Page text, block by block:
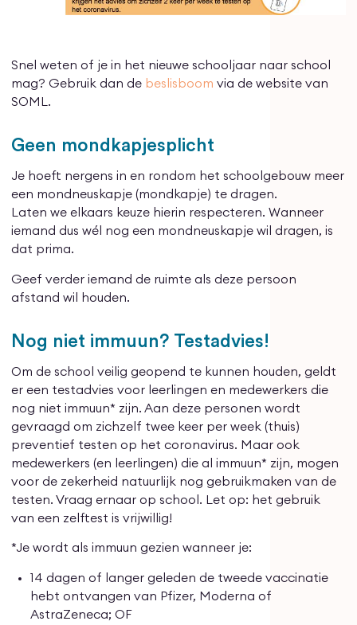
Snel weten of je in het nieuwe schooljaar naar school
mag? Gebruik dan de beslisboom via de website van
SOML.
Geen mondkapjesplicht
Je hoeft nergens in en rondom het schoolgebouw meer
een mondneuskapje (mondkapje) te dragen.
Laten we elkaars keuze hierin respecteren. Wanneer
iemand dus wél nog een mondneuskapje wil dragen, is
dat prima.
Geef verder iemand de ruimte als deze persoon
afstand wil houden.
Nog niet immuun? Testadvies!
Om de school veilig geopend te kunnen houden, geldt
er een testadvies voor leerlingen en medewerkers die
nog niet immuun* zijn. Aan deze personen wordt
gevraagd om zichzelf twee keer per week (thuis)
preventief testen op het coronavirus. Maar ook
medewerkers (en leerlingen) die al immuun* zijn, mogen
voor de zekerheid natuurlijk nog gebruikmaken van de
testen. Vraag ernaar op school. Let op: het gebruik
van een zelftest is vrijwillig!
*Je wordt als immuun gezien wanneer je:
14 dagen of langer geleden de tweede vaccinatie
hebt ontvangen van Pfizer, Moderna of
AstraZeneca; OF